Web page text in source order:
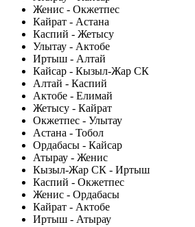
Женис - Окжетпес
Кайрат - Астана
Каспий - Жетысу
Улытау - Актобе
Иртыш - Алтай
Кайсар - Кызыл-Жар СК
Алтай - Каспий
Актобе - Елимай
Жетысу - Кайрат
Окжетпес - Улытау
Астана - Тобол
Ордабасы - Кайсар
Атырау - Женис
Кызыл-Жар СК - Иртыш
Каспий - Окжетпес
Женис - Ордабасы
Кайрат - Актобе
Иртыш - Атырау